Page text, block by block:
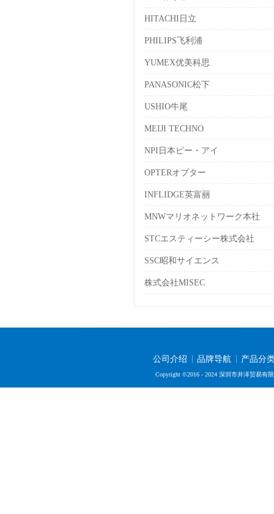
HITACHI日立
PHILIPS飞利浦
YUMEX优美科思
PANASONIC松下
USHIO牛尾
MEIJI TECHNO
NPI日本ピー・アイ
OPTERオプター
INFLIDGE英富丽
MNWマリオネットワーク本社
STCエスティーシー株式会社
SSC昭和サイエンス
株式会社MISEC
公司介绍 品牌导航 产品分
Copyright ©2016 - 2024 深圳市井泽贸易有